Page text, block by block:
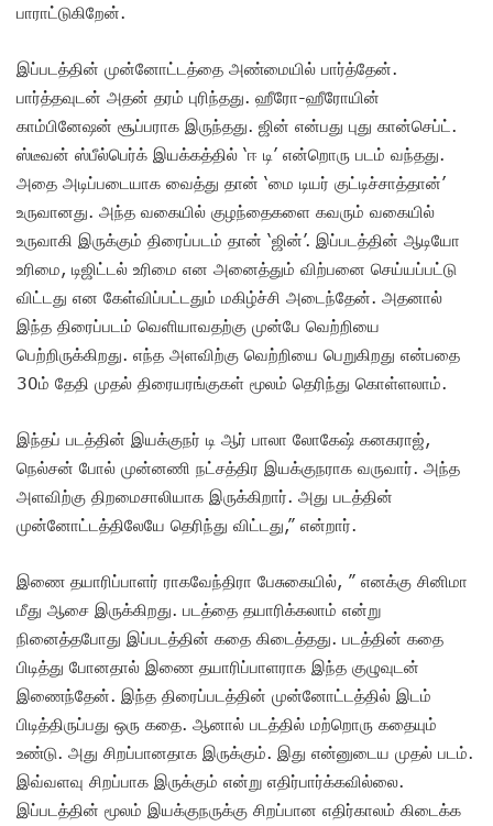
பாராட்டுகிறேன்.
இப்படத்தின் முன்னோட்டத்தை அண்மையில் பார்த்தேன்.
பார்த்தவுடன் அதன் தரம் புரிந்தது. ஹீரோ-ஹீரோயின்
காம்பினேஷன் சூப்பராக இருந்தது. ஜின் என்பது புது கான்செப்ட்.
ஸ்டீவன் ஸ்பீல்பெர்க் இயக்கத்தில் ‘ஈ டி’ என்றொரு படம் வந்தது.
அதை அடிப்படையாக வைத்து தான் ‘மை டியர் குட்டிச்சாத்தான்’
உருவானது. அந்த வகையில் குழந்தைகளை கவரும் வகையில்
உருவாகி இருக்கும் திரைப்படம் தான் ‘ஜின்’. இப்படத்தின் ஆடியோ
உரிமை, டிஜிட்டல் உரிமை என அனைத்தும் விற்பனை செய்யப்பட்டு
விட்டது என கேள்விப்பட்டதும் மகிழ்ச்சி அடைந்தேன். அதனால்
இந்த திரைப்படம் வெளியாவதற்கு முன்பே வெற்றியை
பெற்றிருக்கிறது. எந்த அளவிற்கு வெற்றியை பெறுகிறது என்பதை
30ம் தேதி முதல் திரையரங்குகள் மூலம் தெரிந்து கொள்ளலாம்.
இந்தப் படத்தின் இயக்குநர் டி ஆர் பாலா லோகேஷ் கனகராஜ்,
நெல்சன் போல் முன்னணி நட்சத்திர இயக்குநராக வருவார். அந்த
அளவிற்கு திறமைசாலியாக இருக்கிறார். அது படத்தின்
முன்னோட்டத்திலேயே தெரிந்து விட்டது,” என்றார்.
இணை தயாரிப்பாளர் ராகவேந்திரா பேசுகையில், ” எனக்கு சினிமா
மீது ஆசை இருக்கிறது. படத்தை தயாரிக்கலாம் என்று
நினைத்தபோது இப்படத்தின் கதை கிடைத்தது. படத்தின் கதை
பிடித்து போனதால் இணை தயாரிப்பாளராக இந்த குழுவுடன்
இணைந்தேன். இந்த திரைப்படத்தின் முன்னோட்டத்தில் இடம்
பிடித்திருப்பது ஒரு கதை. ஆனால் படத்தில் மற்றொரு கதையும்
உண்டு. அது சிறப்பானதாக இருக்கும். இது என்னுடைய முதல் படம்.
இவ்வளவு சிறப்பாக இருக்கும் என்று எதிர்பார்க்கவில்லை.
இப்படத்தின் மூலம் இயக்குநருக்கு சிறப்பான எதிர்காலம் கிடைக்க